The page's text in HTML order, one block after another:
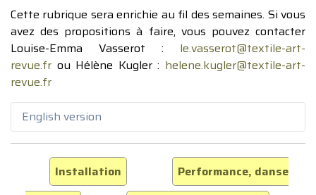
Cette rubrique sera enrichie au fil des semaines. Si vous
avez des propositions à faire, vous pouvez contacter
Louise-Emma Vasserot : le.vasserot@textile-art-
revue.fr ou Hélène Kugler : helene.kugler@textile-art-
revue.fr
English version
Installation
Performance, danse